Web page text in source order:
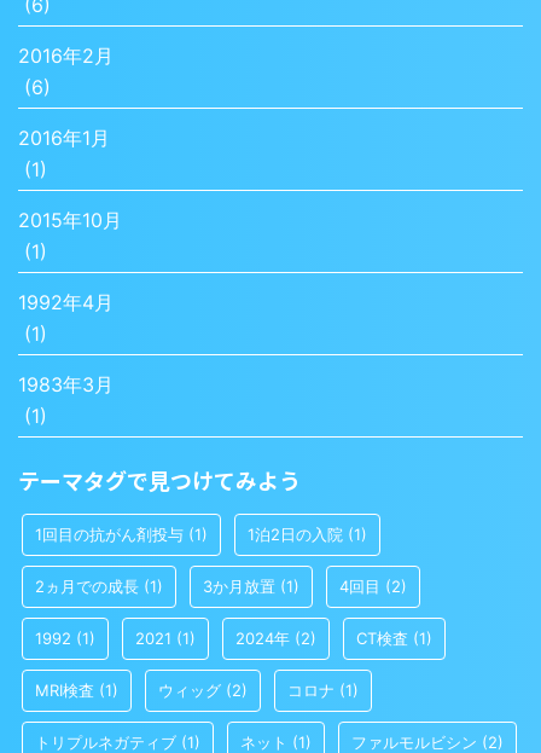
(6)
2016年2月
(6)
2016年1月
(1)
2015年10月
(1)
1992年4月
(1)
1983年3月
(1)
テーマタグで見つけてみよう
1回目の抗がん剤投与 (1) 1泊2日の入院 (1)
2ヵ月での成長 (1) 3か月放置 (1) 4回目 (2)
1992 (1) 2021 (1) 2024年 (2) CT検査 (1)
MRI検査 (1) ウィッグ (2) コロナ (1)
トリプルネガティブ (1) ネット (1) ファルモルビシン (2)